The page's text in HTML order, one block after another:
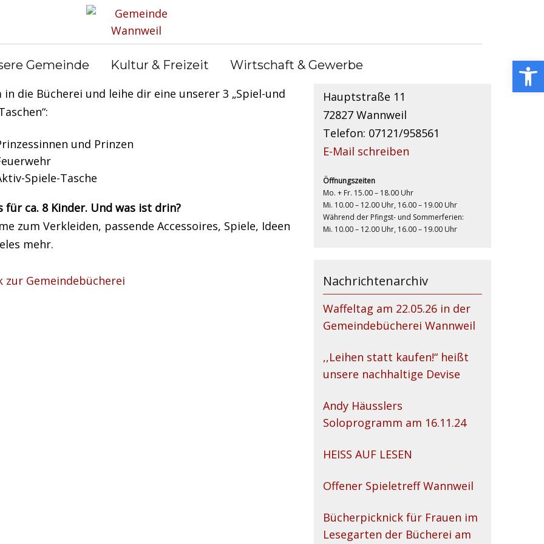
Gemeinde Kultur & Freizeit Wirtschaft & Gewerbe
und noch keine Idee?
in die Bücherei und leihe dir eine unserer 3 „Spiel-und
und Prinzen
Spiele-Tasche
für ca. 8 Kinder. Und was ist drin?
zum Verkleiden, passende Accessoires, Spiele, Ideen
mehr.
zur Gemeindebücherei
Hauptstraße 11
72827 Wannweil
Telefon: 07121/958561
E-Mail schreiben
Öffnungszeiten
Mo. + Fr. 15.00 – 18.00 Uhr
Mi. 10.00 – 12.00 Uhr, 16.00 – 19.00 Uhr
Während der Pfingst- und Sommerferien:
Mi. 10.00 – 12.00 Uhr, 16.00 – 19.00 Uhr
Nachrichtenarchiv
Waffeltag am 22.05.26 in der
Gemeindebücherei Wannweil
,,Leihen statt kaufen!“ heißt
unsere nachhaltige Devise
Andy Häusslers
Soloprogramm am 16.11.24
HEISS AUF LESEN
Offener Spieletreff Wannweil
Bücherpicknick für Frauen im
Lesegarten der Bücherei am
Open toolbar